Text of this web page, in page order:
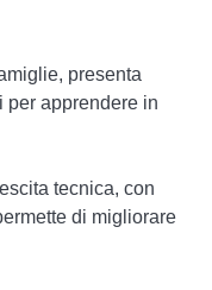
presenta
per apprendere in
tecnica, con
di migliorare